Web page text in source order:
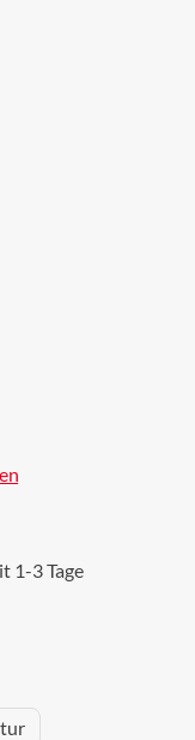
1-3 Tage